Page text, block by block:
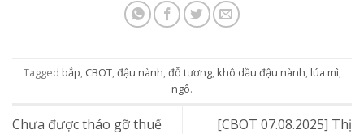
Tagged bắp, CBOT,đậu nành,đỗ tương, khô dầu đậu nành, lúa mì,
ngô.
Chưa được tháo gỡ thuế
[CBOT 07.08.2025] Thị